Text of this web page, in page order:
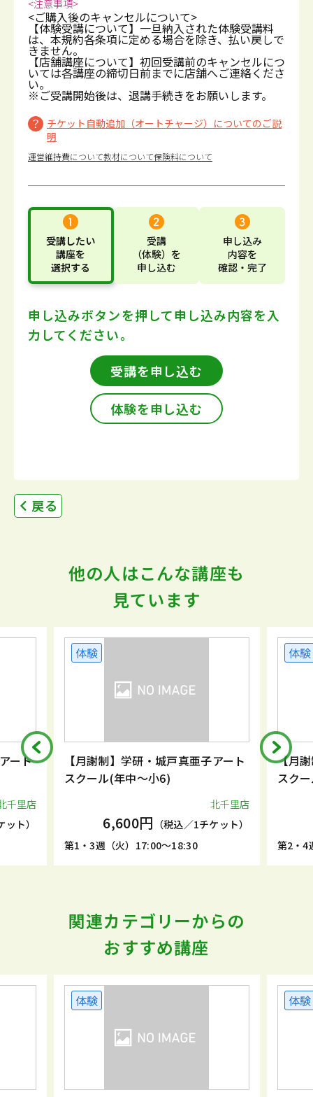
<注意事項>
<ご購入後のキャンセルについて>
【体験受講について】一旦納入された体験受講料
は、本規約各条項に定める場合を除き、払い戻しで
きません。
【店舗講座について】初回受講前のキャンセルにつ
いては各講座の締切日前までに店舗へご連絡くださ
い。
※ご受講開始後は、退講手続きをお願いします。
チケット自動追加（オートチャージ）についてのご説
明
運営維持費について教材について保険料について
受講したい
講座を
選択する
受講
（体験） を
申し込む
申し込み
内容を
確認・完了
申し込みボタンを押して申し込み内容を入
力してください。
受講を申し込む
体験を申し込む
戻る
他の人はこんな講座も
見ています
ート
千里店
ト）
体験
【月謝制】学研・城戸真亜子アート
スクール(年中～小6)
北千里店
6,600円 （税込／1チケット）
第1・3週（火）17:00～18:30
体験
【月
スク
第2・4
関連カテゴリーからの
おすすめ講座
体験 体験